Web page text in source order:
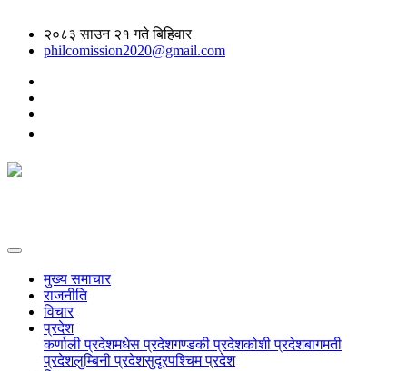
२०८३ साउन २१ गते बिहिवार
philcomission2020@gmail.com
मुख्य समाचार
राजनीति
विचार
प्रदेश
कर्णाली प्रदेशमधेस प्रदेशगण्डकी प्रदेशकोशी प्रदेशबागमती
प्रदेशलुम्बिनी प्रदेशसुदूरपश्चिम प्रदेश